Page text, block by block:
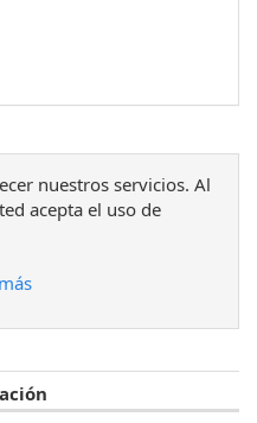
nuestros servicios. Al
acepta el uso de